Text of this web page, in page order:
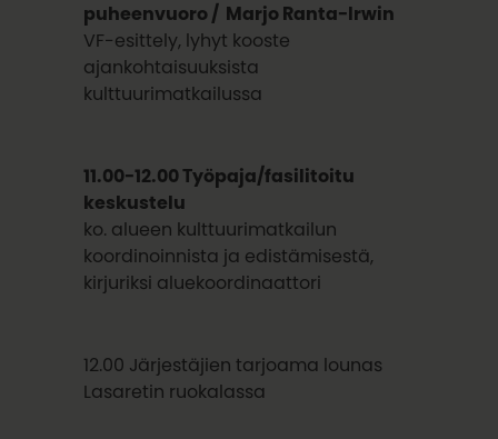
puheenvuoro / Marjo Ranta-Irwin
VF-esittely, lyhyt kooste
ajankohtaisuuksista
kulttuurimatkailussa
11.00-12.00 Työpaja/fasilitoitu
keskustelu
ko. alueen kulttuurimatkailun
koordinoinnista ja edistämisestä,
kirjuriksi aluekoordinaattori
12.00 Järjestäjien tarjoama lounas
Lasaretin ruokalassa